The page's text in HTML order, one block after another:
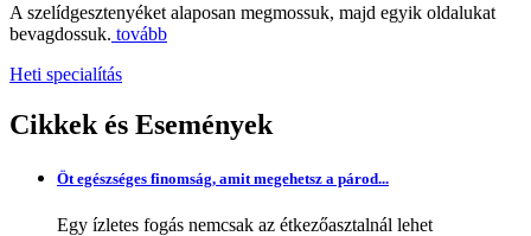
A szelídgesztenyéket alaposan megmossuk, majd egyik oldalukat
bevagdossuk. tovább
Heti specialítás
Cikkek és Események
Öt egészséges finomság, amit megehetsz a párod...
Egy ízletes fogás nemcsak az étkezőasztalnál lehet